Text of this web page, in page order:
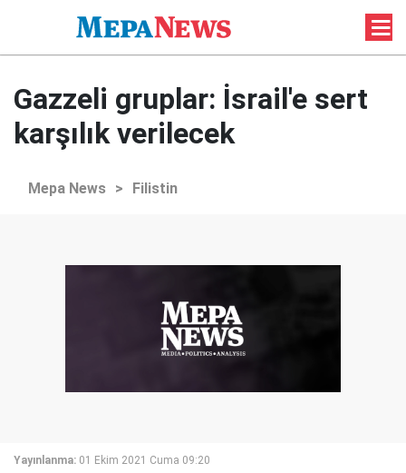
Gazzeli gruplar: İsrail'e sert
karşılık verilecek
Mepa News > Filistin
Yayınlanma: 01 Ekim 2021 Cuma 09:20